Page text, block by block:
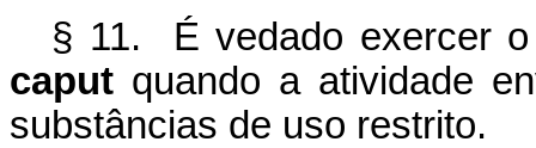
§ 11. É vedado exercer
caput quando a atividade
substâncias de uso restrito.